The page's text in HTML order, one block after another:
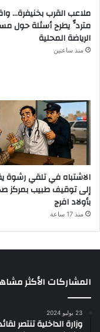
ملاعب القرب بخنيفرة…
متردٍّ يطرح أسئلة حول
الرياضة المحلية
منذ ساعتين
الاشتباه في تلقي رشوة
إلى توقيف طبيب بمركز
بأولاد افرج
منذ 17 ساعة
المشاركات الأكثر
23 يوليو 2024
وزارة الداخلية تنتصر